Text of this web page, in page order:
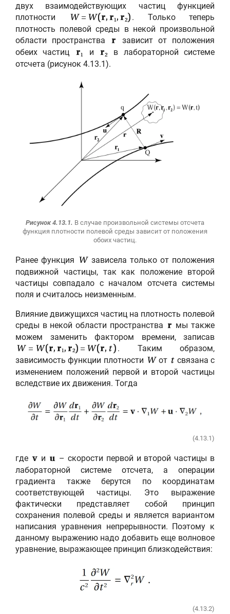
двух взаимодействующих частиц функцией
плотности
W = W(r,r1,r2) . Только теперь
плотность полевой среды в некой произвольной
области пространства
r
зависит от положения
обеих частиц
r1 и r2
в лабораторной системе
отсчета (рисунок 4.13.1).
Рисунок 4.13.1. В случае произвольной системы отсчета
функция плотности полевой среды зависит от положения
обоих частиц.
Ранее функция Wзависела только от положения
подвижной частицы, так как положение второй
частицы совпадало с началом отсчета системы
поля и считалось неизменным.
Влияние движущихся частиц на плотность полевой
среды в некой области пространства r мы также
можем заменить фактором времени, записав
W = W(r, r1, r2) = W(r, t ) . Таким образом,
зависимость функции плотности Wот t связана с
изменением положений первой и второй частицы
вследствие их движения. Тогда
(4.13.1)
где v и u – скорости первой и второй частицы в
лабораторной системе отсчета, а операции
градиента также берутся по координатам
соответствующей частицы. Это выражение
фактически представляет собой принцип
сохранения полевой среды и является вариантом
написания уравнения непрерывности. Поэтому к
данному выражению надо добавить еще волновое
уравнение, выражающее принцип близкодействия:
(4.13.2)